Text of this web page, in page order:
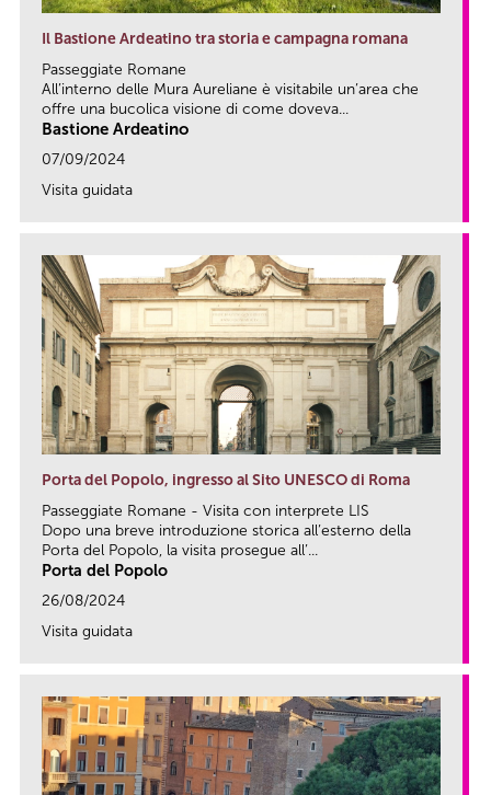
Il Bastione Ardeatino tra storia e campagna romana
Passeggiate Romane
All’interno delle Mura Aureliane è visitabile un’area che
offre una bucolica visione di come doveva...
Bastione Ardeatino
07/09/2024
Visita guidata
Porta del Popolo, ingresso al Sito UNESCO di Roma
Passeggiate Romane - Visita con interprete LIS
Dopo una breve introduzione storica all’esterno della
Porta del Popolo, la visita prosegue all’...
Porta del Popolo
26/08/2024
Visita guidata